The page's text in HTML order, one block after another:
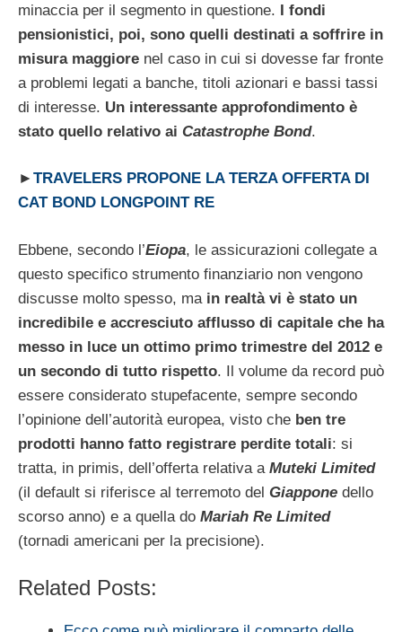
minaccia per il segmento in questione. I fondi
pensionistici, poi, sono quelli destinati a soffrire in
misura maggiore nel caso in cui si dovesse far fronte
a problemi legati a banche, titoli azionari e bassi tassi
di interesse. Un interessante approfondimento è
stato quello relativo ai Catastrophe Bond.
► TRAVELERS PROPONE LA TERZA OFFERTA DI
CAT BOND LONGPOINT RE
Ebbene, secondo l’Eiopa, le assicurazioni collegate a
questo specifico strumento finanziario non vengono
discusse molto spesso, ma in realtà vi è stato un
incredibile e accresciuto afflusso di capitale che ha
messo in luce un ottimo primo trimestre del 2012 e
un secondo di tutto rispetto. Il volume da record può
essere considerato stupefacente, sempre secondo
l’opinione dell’autorità europea, visto che ben tre
prodotti hanno fatto registrare perdite totali: si
tratta, in primis, dell’offerta relativa a Muteki Limited
(il default si riferisce al terremoto del Giappone dello
scorso anno) e a quella do Mariah Re Limited
(tornadi americani per la precisione).
Related Posts: